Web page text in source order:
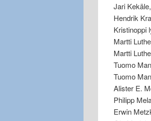
Jari
Hendrik
Kristinoppi
Martti
Martti
Tuomo
Tuomo
Alister E.
Philipp
Erwin